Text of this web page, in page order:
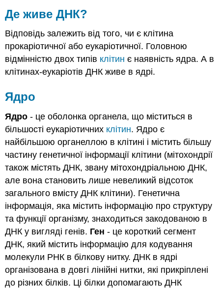
Де живе ДНК?
Відповідь залежить від того, чи є клітина
прокаріотичної або еукаріотичної. Головною
відмінністю двох типів клітин є наявність ядра. А в
клітинах-еукаріотів ДНК живе в ядрі.
Ядро
Ядро - це оболонка органела, що міститься в
більшості еукаріотичних клітин. Ядро є
найбільшою органеллою в клітині і містить більшу
частину генетичної інформації клітини (мітохондрії
також містять ДНК, звану мітохондріальною ДНК,
але вона становить лише невеликий відсоток
загального вмісту ДНК клітини). Генетична
інформація, яка містить інформацію про структуру
та функції організму, знаходиться закодованою в
ДНК у вигляді генів. Ген - це короткий сегмент
ДНК, який містить інформацію для кодування
молекули РНК в білкову нитку. ДНК в ядрі
організована в довгі лінійні нитки, які прикріплені
до різних білків. Ці білки допомагають ДНК